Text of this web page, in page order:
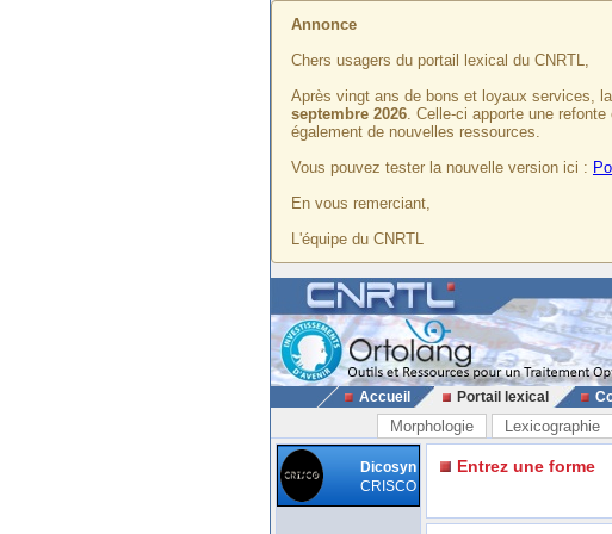
Annonce
Chers usagers du portail lexical du CNRTL,
Après vingt ans de bons et loyaux services,
septembre 2026. Celle-ci apporte une
également de nouvelles ressources.
Vous pouvez tester la nouvelle version ici :
En vous remerciant,
L'équipe du CNRTL
Accueil Portail lexical
Morphologie Lexicographie
Dicosyn
CRISCO
Entrez une forme